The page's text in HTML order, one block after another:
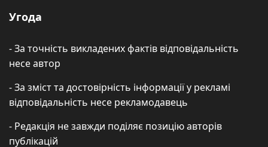
Угода
- За точність викладених фактів відповідальність
несе автор
- За зміст та достовірність інформації у рекламі
відповідальність несе рекламодавець
- Редакція не завжди поділяє позицію авторів
публікацій